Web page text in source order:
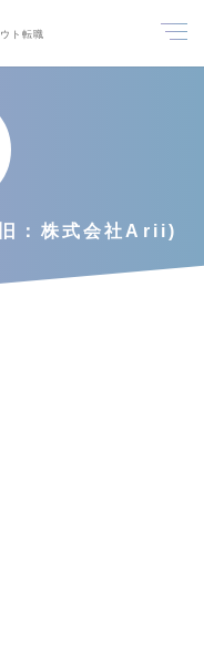
ト転職
：株式会社Arii)